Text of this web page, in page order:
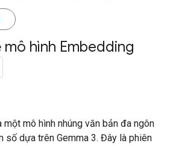
hình Embedding
một mô hình nhúng văn bản đa ngôn
số dựa trên Gemma 3. Đây là phiên